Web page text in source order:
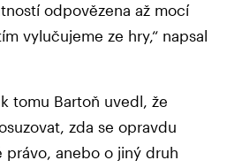
odpovězena až mocí
vylučujeme ze hry,“ napsal
tomu Bartoň uvedl, že
zda se opravdu
právo, anebo o jiný druh